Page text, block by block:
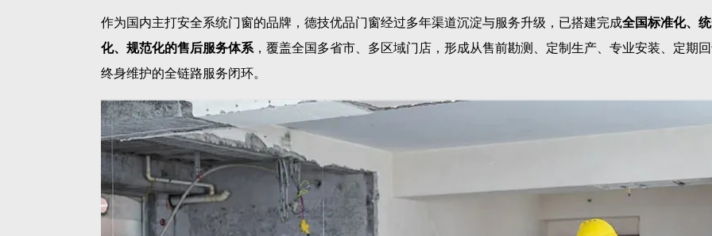
作为国内主打安全系统门窗的品牌，德技优品门窗经过多年渠道沉淀与服务升级，已搭建完成全国标准化、
化、规范化的售后服务体系 ，覆盖全国多省市、多区域门店，形成从售前勘测、定制生产、专业安装、定期
终身维护的全链路服务闭环。